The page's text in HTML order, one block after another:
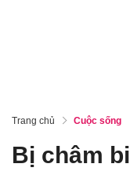
Trang chủ Cuộc sống
Bị châm